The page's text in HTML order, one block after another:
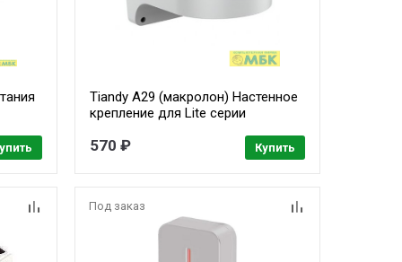
Tiandy A29 (макролон) Настенное
крепление для Lite серии
570 ₽ Купить
Под заказ